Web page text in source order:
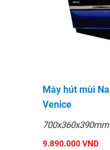
Máy hút mùi
Venice
700x360x390mm
9.890.000 VND